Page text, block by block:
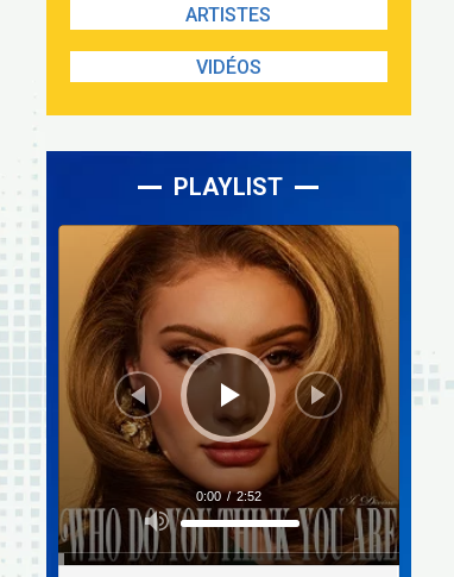
ARTISTES
VIDÉOS
PLAYLIST
Lecteur
Utilisez
les
flèches
haut/bas
0:00 / 2:52